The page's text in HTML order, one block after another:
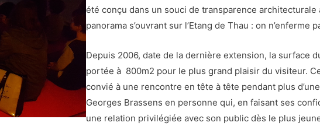
été conçu dans un souci de transparence architecturale
panorama s’ouvrant sur l’Etang de Thau : on n’enferme
Depuis 2006, date de la dernière extension, la surface
portée à 800m2 pour le plus grand plaisir du visiteur.
convié à une rencontre en tête à tête pendant plus
Georges Brassens en personne qui, en faisant ses
une relation privilégiée avec son public dès le plus